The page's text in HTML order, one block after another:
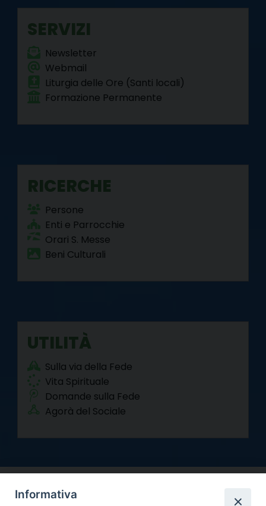
SERVIZI
Newsletter
Webmail
Liturgia delle Ore (Santi locali)
Formazione Permanente
RICERCHE
Persone
Enti e Parrocchie
Orari S. Messe
Beni Culturali
UTILITÀ
Sulla via della Fede
Vita Spirituale
Domande sulla Fede
Agorà del Sociale
Informativa